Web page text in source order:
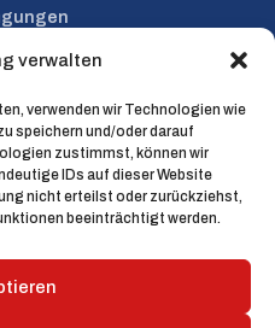
verwalten
verwenden wir Technologien wie
speichern und/oder darauf
zustimmst, können wir
IDs auf dieser Website
nicht erteilst oder zurückziehst,
beeinträchtigt werden.